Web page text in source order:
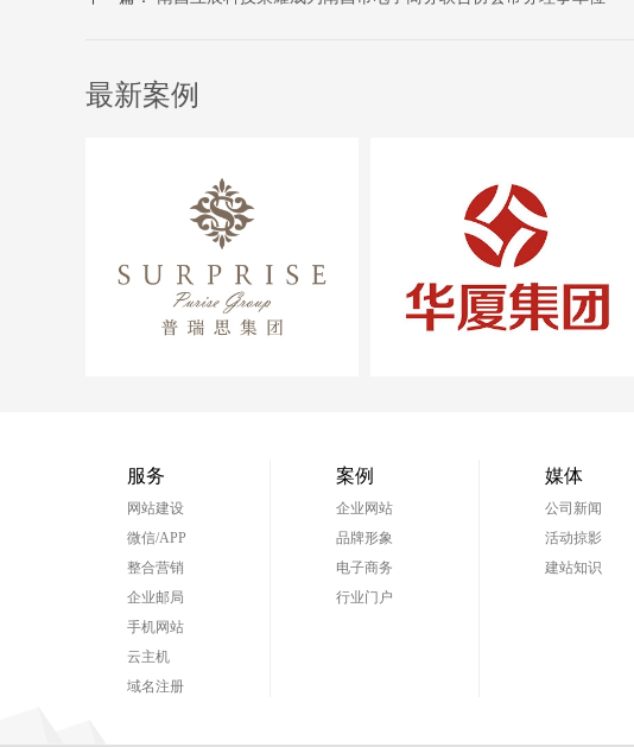
最新案例
吉安华厦投资（集团）
有限公司
江西省海外旅游总公司
服务
网站建设
微信/APP
整合营销
企业邮局
手机网站
云主机
域名注册
案例
企业网站
品牌形象
电子商务
行业门户
媒体
公司新闻
活动掠影
建站知识